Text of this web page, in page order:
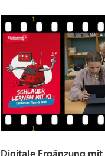
Digitale Ergänzung